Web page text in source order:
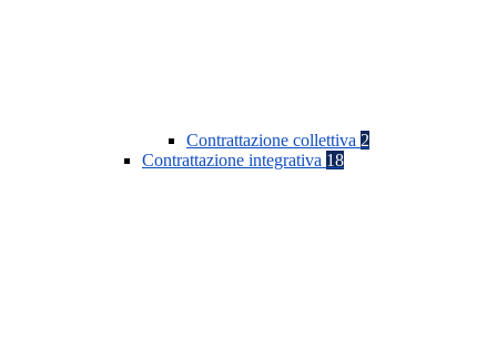
Contrattazione collettiva 2
Contrattazione integrativa 18